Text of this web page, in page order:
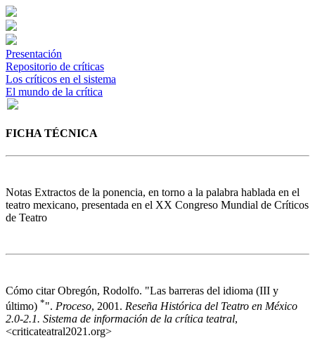
Presentación
Repositorio de críticas
Los críticos en el sistema
El mundo de la crítica
FICHA TÉCNICA
Notas Extractos de la ponencia, en torno a la palabra hablada en el
teatro mexicano, presentada en el XX Congreso Mundial de Críticos
de Teatro
Cómo citarObregón, Rodolfo. "Las barreras del idioma (III y
último) *". Proceso, 2001. Reseña Histórica del Teatro en México
2.0-2.1. Sistema de información de la crítica teatral,
<criticateatral2021.org>